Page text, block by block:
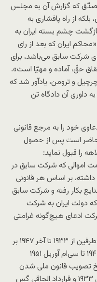
مصدّق که گزارش آن به مجلس
از راه پافشاری به
چشم بسته ایران به
ایران که بعد از رای
شرکت سابق می‌باشد، برای
حقّ، آماده و مهیّا است».
و ترومن، یادآور شد که
داوری آن دادگاه تن
خود را به مرجع قانونی
حاضر است پس از حصول
را قبول نماید:
اموالی که شرکت سابق در
بر اساس هر قانونی
بکار رفته و شرکت سابق
دولت ایران به شرکت
ادعای هیچ‌گونه غرامتی
۲ـ رسیدگی به دعاوی و حل اختلافات طرفین از ۱۹۳۳ تا آخر ۱۹۴۷ بر
اساس قرارداد تحمیلی ۱۹۳۳ و از اول ۱۹۴۸ تا سی‌ام آوریل ۱۹۵۱
اردیبهشت ماه ۱۳۳۰ (تاریخ تصویب قانون ملی شدن
صنعت نفت) بر اساس قرارداد تحمیلی ۱۹۳۳ و قرارداد الحاقی گس